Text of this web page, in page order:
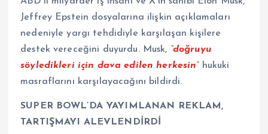
Jeffrey Epstein dosyalarına ilişkin açıklamaları
nedeniyle yargı tehdidiyle karşılaşan kişilere
destek vereceğini duyurdu. Musk, “doğruyu
söyledikleri için dava edilen herkesin”hukuki
masraflarını karşılayacağını bildirdi.
SUPER BOWL’DA YAYIMLANAN REKLAM,
TARTIŞMAYI ALEVLENDİRDİ